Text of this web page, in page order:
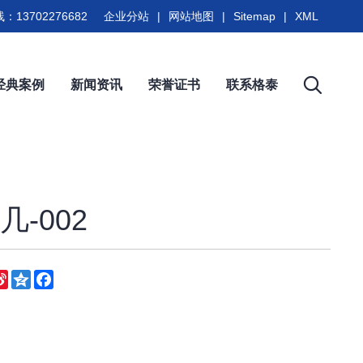
典案例 新闻资讯 荣誉证书 联系格泰
13702276682 企业分站 | 网站地图 | Sitemap | XML
-002
Sina
Weibo
QzoneFacebook